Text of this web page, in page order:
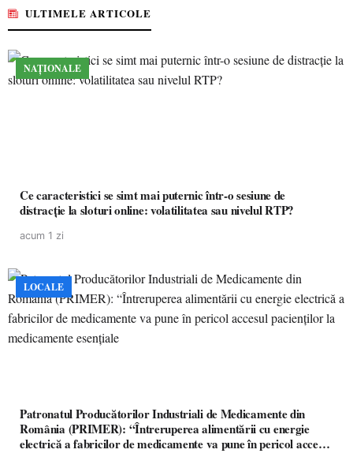
ULTIMELE ARTICOLE
NAȚIONALE
Ce caracteristici se simt mai puternic într-o sesiune de
distracție la sloturi online: volatilitatea sau nivelul RTP?
acum 1 zi
LOCALE
Patronatul Producătorilor Industriali de Medicamente din
România (PRIMER): “Întreruperea alimentării cu energie
electrică a fabricilor de medicamente va pune în pericol accesul